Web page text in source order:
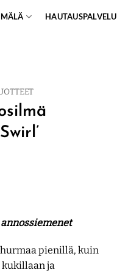
HAUTAUSPALVELU
pienillä, kuin
ja